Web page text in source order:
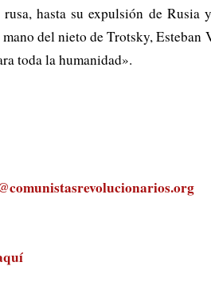
hasta su expulsión de Rusia
del nieto de Trotsky, Esteban
toda la humanidad».